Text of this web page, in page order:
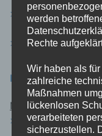
> E-Mail an uns <
> Presseanfrage <
EURE
Mitgliedsantrag:
> Download <
werden
Rechte
Wir haben als
zahlreiche
Maßnahmen
lückenlosen
verarbeiteten
sicherzustellen.